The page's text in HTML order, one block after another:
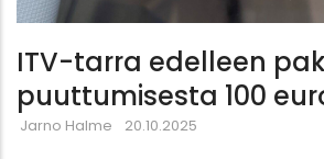
ITV-tarra edelleen
puuttumisesta 100
Jarno Halme 20.10.2025